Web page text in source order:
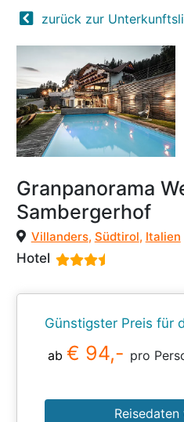
zurück zur
Granpanorama
Sambergerhof
Villanders, Südtirol, Italien
Hotel
Günstigster Preis für
ab € 94,- pro
Reisedaten